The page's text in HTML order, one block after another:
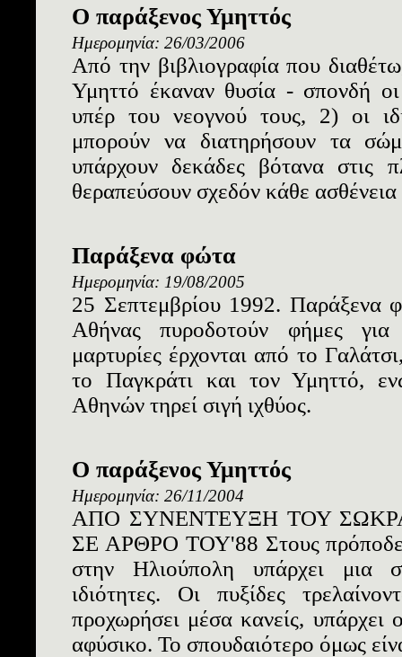
Ο παράξενος Υμηττός
Ημερομηνία: 26/03/2006
Aπό την βιβλιογραφία που
Υμηττό έκαναν θυσία - σπονδή
υπέρ του νεογνού τους, 2) οι
μπορούν να διατηρήσουν τα
υπάρχουν δεκάδες βότανα στις
θεραπεύσουν σχεδόν κάθε ασθένεια
Παράξενα φώτα
Ημερομηνία: 19/08/2005
25 Σεπτεμβρίου 1992. Παράξενα
Αθήνας πυροδοτούν φήμες
μαρτυρίες έρχονται από το
το Παγκράτι και τον Υμηττό,
Αθηνών τηρεί σιγή ιχθύος.
Ο παράξενος Υμηττός
Ημερομηνία: 26/11/2004
ΑΠΟ ΣΥΝΕΝΤΕΥΞΗ ΤΟΥ
ΣΕ ΑΡΘΡΟ ΤΟΥ'88 Στους
στην Ηλιούπολη υπάρχει μια
ιδιότητες. Οι πυξίδες
προχωρήσει μέσα κανείς, υπάρχει
αφύσικο. Το σπουδαιότερο όμως